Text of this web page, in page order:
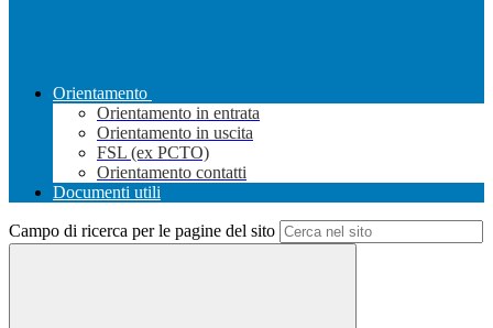
Orientamento
Orientamento in entrata
Orientamento in uscita
FSL (ex PCTO)
Orientamento contatti
Documenti utili
Campo di ricerca per le pagine del sito